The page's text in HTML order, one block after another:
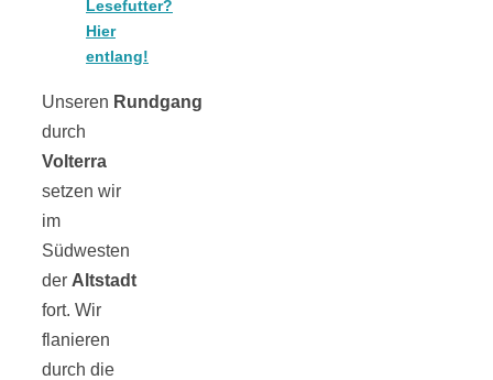
Lesefutter?
Hier
entlang!
Unseren Rundgang
durch
Volterra
setzen wir
im
Südwesten
der Altstadt
fort. Wir
flanieren
durch die